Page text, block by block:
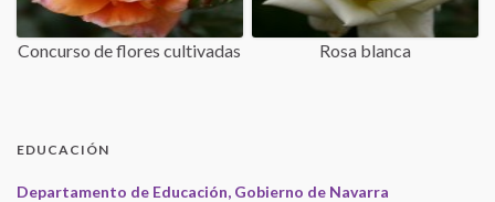
Concurso de flores cultivadas Rosa blanca
EDUCACIÓN
Departamento de Educación, Gobierno de Navarra